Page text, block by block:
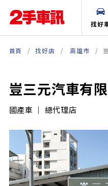
找好
首頁 找好店 高雄市
豈三元汽車有
國產車 ｜ 總代理店